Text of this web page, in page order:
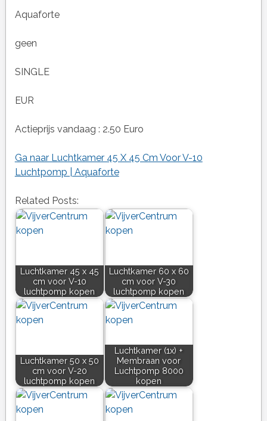
Aquaforte
geen
SINGLE
EUR
Actieprijs vandaag : 2.50 Euro
Ga naar Luchtkamer 45 X 45 Cm Voor V-10
Luchtpomp | Aquaforte
Related Posts:
Luchtkamer 45 x 45
cm voor V-10
luchtpomp kopen
Luchtkamer 60 x 60
cm voor V-30
luchtpomp kopen
Luchtkamer 50 x 50
cm voor V-20
luchtpomp kopen
Luchtkamer (1x) +
Membraan voor
Luchtpomp 8000
kopen